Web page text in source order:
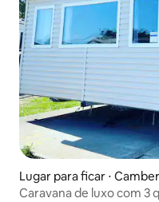
Lugar para ficar ⋅ Camber
Caravana de luxo com 3